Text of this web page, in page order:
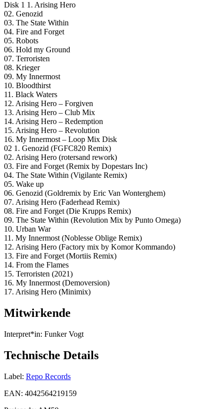
Disk 1 1. Arising Hero
02. Genozid
03. The State Within
04. Fire and Forget
05. Robots
06. Hold my Ground
07. Terroristen
08. Krieger
09. My Innermost
10. Bloodthirst
11. Black Waters
12. Arising Hero – Forgiven
13. Arising Hero – Club Mix
14. Arising Hero – Redemption
15. Arising Hero – Revolution
16. My Innermost – Loop Mix Disk
02 1. Genozid (FGFC820 Remix)
02. Arising Hero (rotersand rework)
03. Fire and Forget (Remix by Dopestars Inc)
04. The State Within (Vigilante Remix)
05. Wake up
06. Genozid (Goldremix by Eric Van Wonterghem)
07. Arising Hero (Faderhead Remix)
08. Fire and Forget (Die Krupps Remix)
09. The State Within (Revolution Mix by Punto Omega)
10. Urban War
11. My Innermost (Noblesse Oblige Remix)
12. Arising Hero (Factory mix by Komor Kommando)
13. Fire and Forget (Mortiis Remix)
14. From the Flames
15. Terroristen (2021)
16. My Innermost (Demoversion)
17. Arising Hero (Minimix)
Mitwirkende
Interpret*in: Funker Vogt
Technische Details
Label: Repo Records
EAN: 4042564219159